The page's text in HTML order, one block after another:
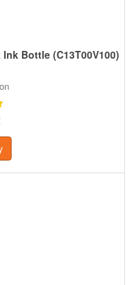
Bottle (C13T00V100)